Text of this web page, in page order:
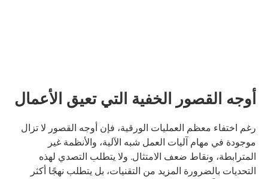
أوجه القصور الخفية التي تعيق الأعمال
رغم اختفاء معظم العمليات الورقية، فإن أوجه القصور لا تزال
موجودة في مهام آليات العمل شبه الآلية، والأنظمة غير
المترابطة، ونقاط ضعف الامتثال. ولا يتطلب التصدي لهذه
التحديات بالضرورة المزيد من التقنيات، بل يتطلب نهجًا أكثر